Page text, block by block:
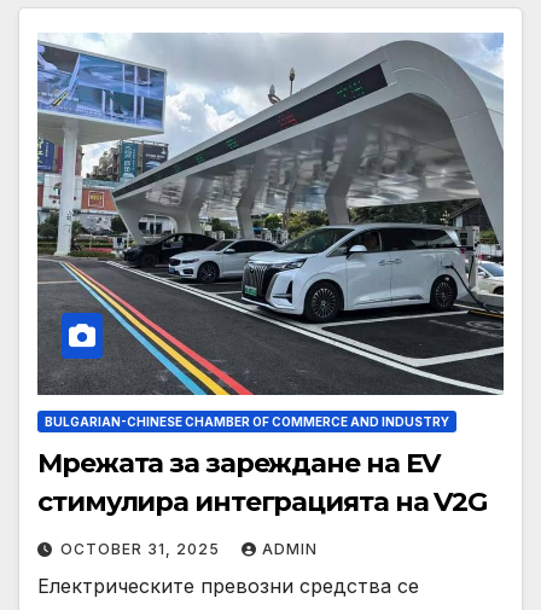
BULGARIAN-CHINESE CHAMBER OF COMMERCE AND INDUSTRY
Мрежата за зареждане на EV
стимулира интеграцията на V2G
OCTOBER 31, 2025 ADMIN
Електрическите превозни средства се